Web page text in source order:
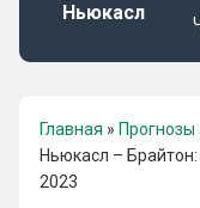
Ньюкасл
Главная » Прогнозы
Ньюкасл –
2023